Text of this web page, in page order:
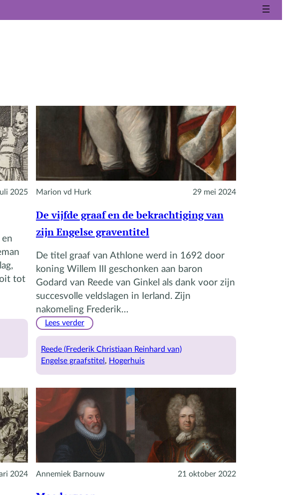
2025
en
tot
Marion vd Hurk 29 mei 2024
De vijfde graaf en de bekrachtiging van
zijn Engelse graventitel
De titel graaf van Athlone werd in 1692 door
koning Willem III geschonken aan baron
Godard van Reede van Ginkel als dank voor zijn
succesvolle veldslagen in Ierland. Zijn
nakomeling Frederik…
Lees verder:
vijfde
graaf
bekrachtiging
van
zijn
Engelse
graventitel
Reede (Frederik Christiaan Reinhard van)
Engelse graafstitel, Hogerhuis
2024 Annemiek Barnouw 21 oktober 2022